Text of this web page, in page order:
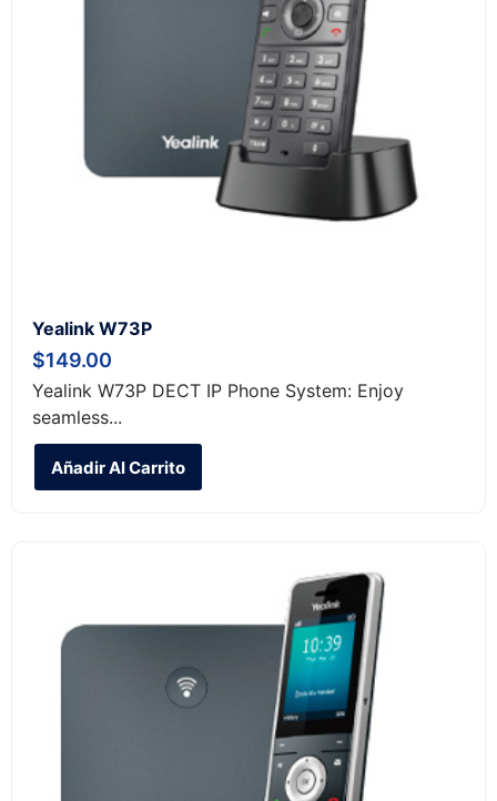
Yealink W73P
$149.00
Yealink W73P DECT IP Phone System: Enjoy
seamless...
Añadir Al Carrito